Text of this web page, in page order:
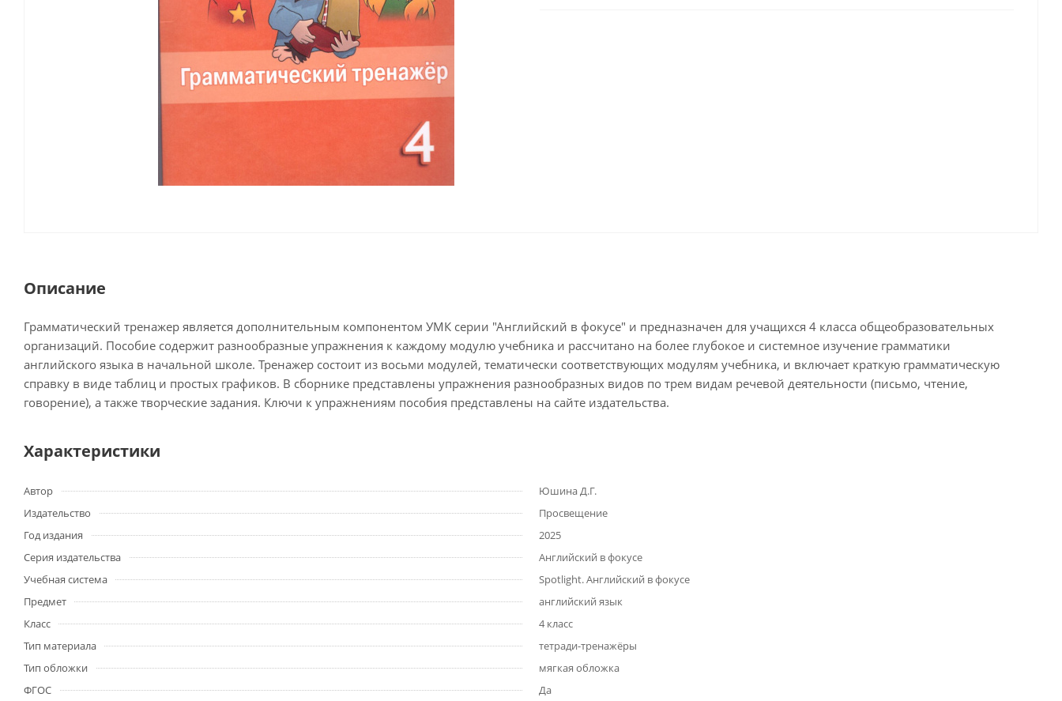
Описание
Грамматический тренажер является дополнительным компонентом УМК серии "Английский в фокусе" и предназначен для учащихся 4 класса общеобразовательных
организаций. Пособие содержит разнообразные упражнения к каждому модулю учебника и рассчитано на более глубокое и системное изучение грамматики
английского языка в начальной школе. Тренажер состоит из восьми модулей, тематически соответствующих модулям учебника, и включает краткую грамматическую
справку в виде таблиц и простых графиков. В сборнике представлены упражнения разнообразных видов по трем видам речевой деятельности (письмо, чтение,
говорение), а также творческие задания. Ключи к упражнениям пособия представлены на сайте издательства.
Характеристики
Автор
Юшина Д.Г.
Издательство
Просвещение
Год издания
2025
Серия издательства
Английский в фокусе
Учебная система
Spotlight. Английский в фокусе
Предмет
английский язык
Класс
4 класс
Тип материала
тетради-тренажёры
Тип обложки
мягкая обложка
ФГОС
Да